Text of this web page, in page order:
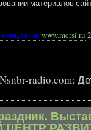
материалов
www.mcrsi.ru
radio.com: